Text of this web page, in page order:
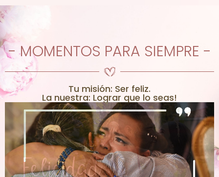
- MOMENTOS PARA SIEMPRE -
Tu misión: Ser feliz.
La nuestra: Lograr que lo seas!